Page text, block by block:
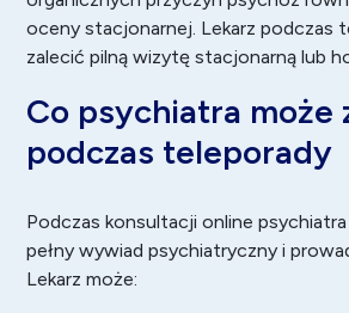
oceny stacjonarnej. Lekarz podczas
zalecić pilną wizytę stacjonarną lub
Co psychiatra może
podczas teleporady
Podczas konsultacji online
pełny wywiad psychiatryczny i
Lekarz może: